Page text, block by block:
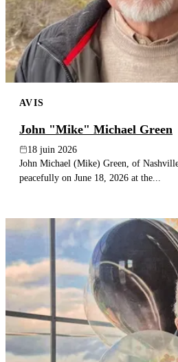
AVIS
John "Mike" Michael Green
18 juin 2026
John Michael (Mike) Green, of
peacefully on June 18, 2026 at the...